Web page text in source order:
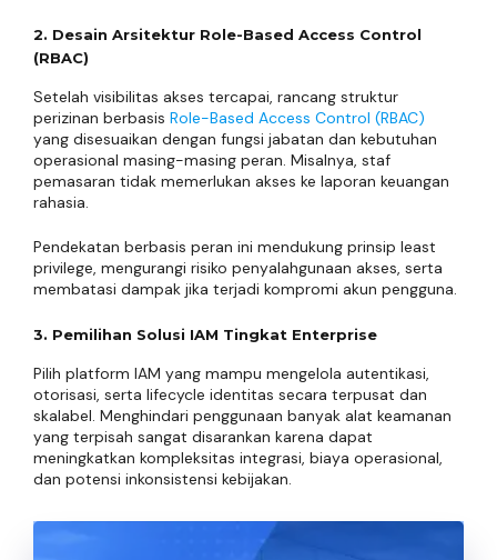
2. Desain Arsitektur Role-Based Access Control
(RBAC)
Setelah visibilitas akses tercapai, rancang struktur
perizinan berbasis Role-Based Access Control (RBAC)
yang disesuaikan dengan fungsi jabatan dan kebutuhan
operasional masing-masing peran. Misalnya, staf
pemasaran tidak memerlukan akses ke laporan keuangan
rahasia.
Pendekatan berbasis peran ini mendukung prinsip least
privilege, mengurangi risiko penyalahgunaan akses, serta
membatasi dampak jika terjadi kompromi akun pengguna.
3. Pemilihan Solusi IAM Tingkat Enterprise
Pilih platform IAM yang mampu mengelola autentikasi,
otorisasi, serta lifecycle identitas secara terpusat dan
skalabel. Menghindari penggunaan banyak alat keamanan
yang terpisah sangat disarankan karena dapat
meningkatkan kompleksitas integrasi, biaya operasional,
dan potensi inkonsistensi kebijakan.